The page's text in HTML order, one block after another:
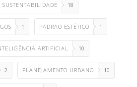
SUSTENTABILIDADE 18
1 PADRÃO ESTÉTICO 1
ARTIFICIAL 10
2 PLANEJAMENTO URBANO 10